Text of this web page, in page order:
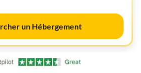
un Hébergement